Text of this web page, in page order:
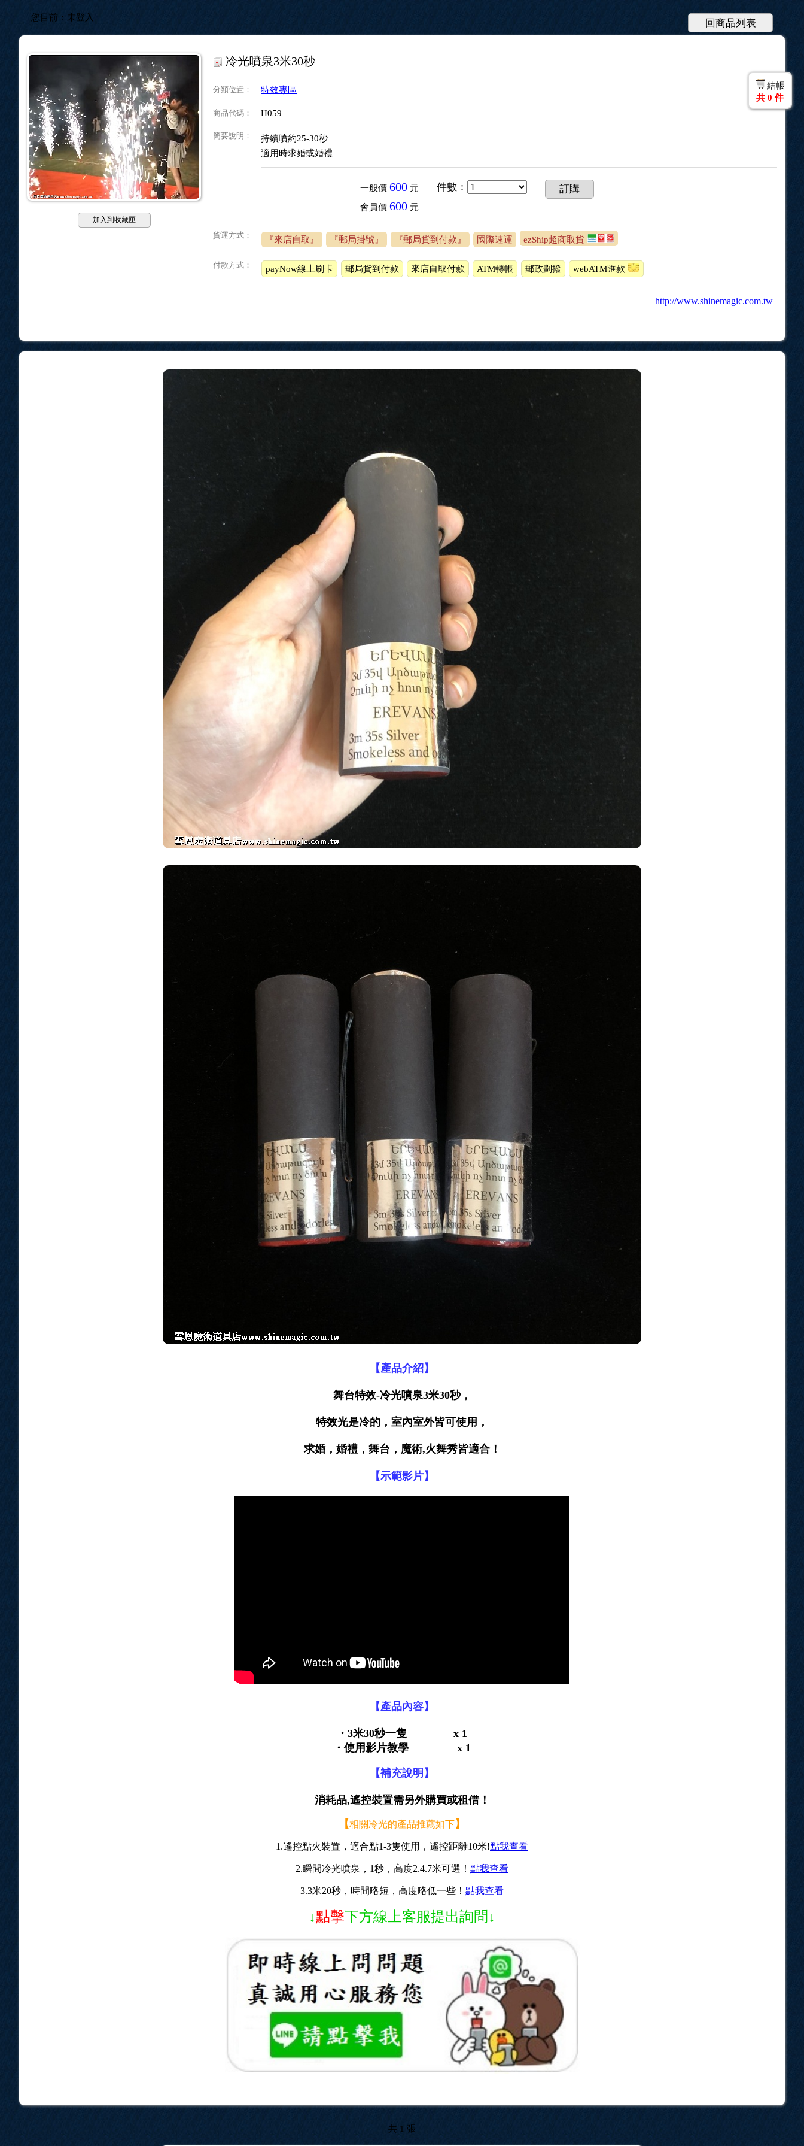
您目前： 未登入 回商品列表
加入到收藏匣
冷光噴泉3米30秒
分類位置 ： 特效專區
商品代碼 ： H059
簡要說明 ：
持續噴約25-30秒
適用時求婚或婚禮
一般價 600 元
會員價 600 元
件數 ： 訂購
貨運方式： 『來店自取』 『郵局掛號』 『郵局貨到付款』 國際速運 ezShip超商取貨
付款方式： payNow線上刷卡 郵局貨到付款 來店自取付款 ATM轉帳 郵政劃撥 webATM匯款
http://www.shinemagic.com.tw
結帳
共 0 件
【產品介紹】
舞台特效-冷光噴泉3米30秒，
特效光是冷的，室內室外皆可使用 ，
求婚，婚禮，舞台，魔術,火舞秀皆適合！
【示範影片】
【產品內容】
・3米30秒一隻 x 1
・使用影片教學 x 1
【補充說明】
消耗品,遙控裝置需另外購買或租借！
【相關冷光的產品推薦如下】
1.遙控點火裝置 ， 適合點1-3隻使用，遙控距離10米!點我查看
2.瞬間冷光噴泉 ，1秒，高度2.4.7米可選 ！ 點我查看
3.3米20秒 ， 時間略短，高度略低一些！ 點我查看
↓點擊下方線上客服提出詢問↓
共 1 張